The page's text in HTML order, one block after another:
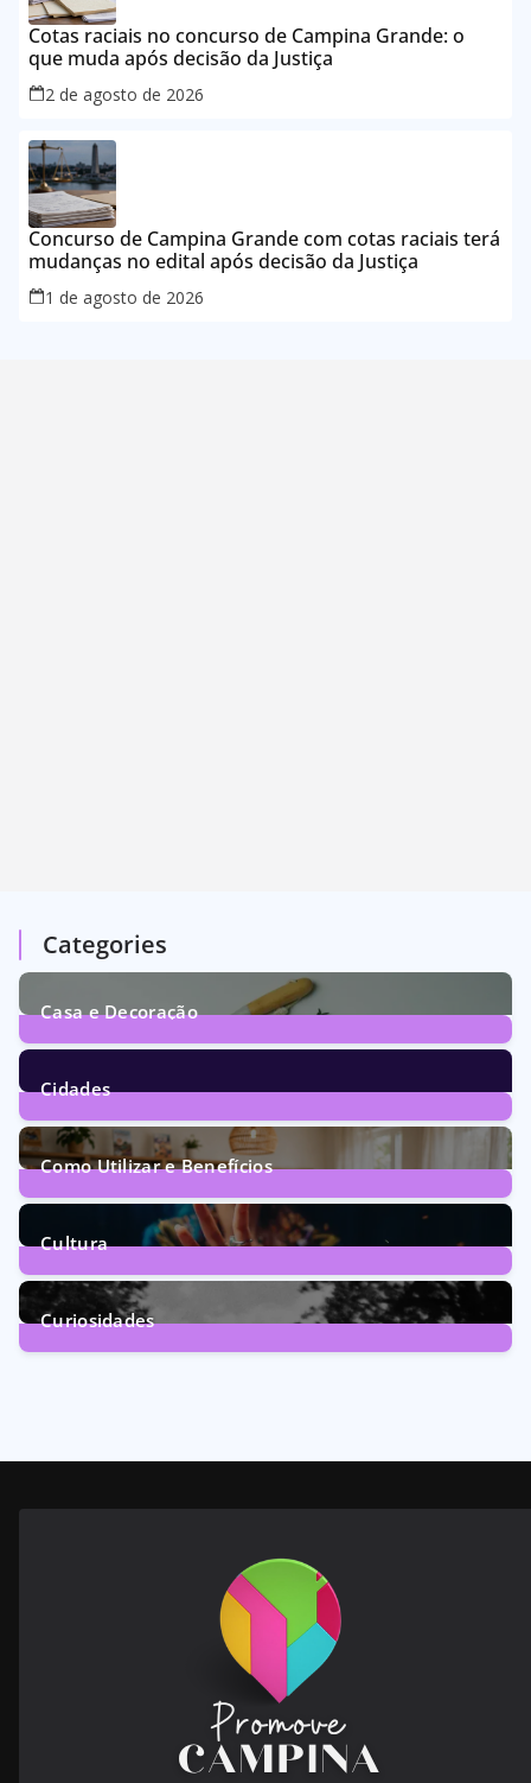
Cotas raciais no concurso de Campina Grande: o
que muda após decisão da Justiça
2 de agosto de 2026
Concurso de Campina Grande com cotas raciais terá
mudanças no edital após decisão da Justiça
1 de agosto de 2026
Categories
Casa e Decoração
1Post
Cidades
70Posts
Como Utilizar e Benefícios
160Posts
Cultura
246Posts
Curiosidades